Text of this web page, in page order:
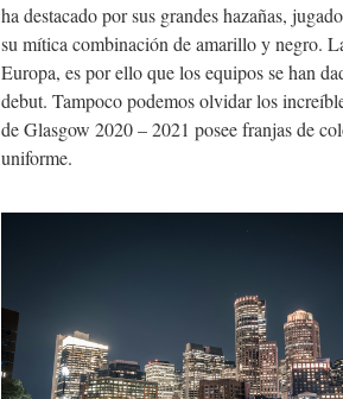
ha destacado por sus grandes hazañas,
su mítica combinación de amarillo y negro.
Europa, es por ello que los equipos se han
debut. Tampoco podemos olvidar los
de Glasgow 2020 – 2021 posee franjas de
uniforme.